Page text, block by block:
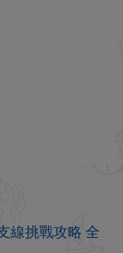
線挑戰攻略 全